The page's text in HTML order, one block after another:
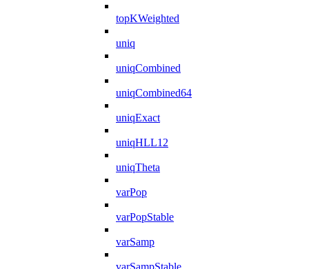
topKWeighted
uniq
uniqCombined
uniqCombined64
uniqExact
uniqHLL12
uniqTheta
varPop
varPopStable
varSamp
varSampStable